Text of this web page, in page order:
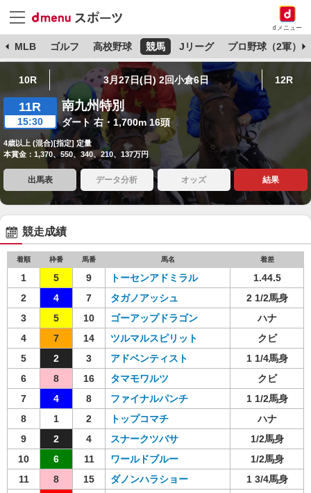
dメニュー
MLB ゴルフ 高校野球 競馬 Jリーグ プロ野球（2軍）
10R 3月27日(日) 2回小倉6日 12R
11R
15:30
南九州特別
ダート 右・1,700m 16頭
4歳以上 (混合)[指定] 定量
本賞金：1,370、550、340、210、137万円
出馬表 データ分析 オッズ 結果
競走成績
着順 枠番 馬番 馬名 着差
1 5 9 トーセンアドミラル
1.44.5
2
4 7 タガノアッシュ
2 1/2馬身
3
5 10 ゴーアップドラゴン
ハナ
4
7 14 ツルマルスピリット
クビ
5
2 3 アドベンティスト
1 1/4馬身
6
8 16 タマモワルツ
クビ
7
4 8 ファイナルパンチ
1 1/2馬身
8
1 2 トップコマチ
ハナ
9
2 4 スナークツバサ
1/2馬身
10
6 11 ワールドブルー
1/2馬身
11
8 15 ダノンハラショー
1 3/4馬身